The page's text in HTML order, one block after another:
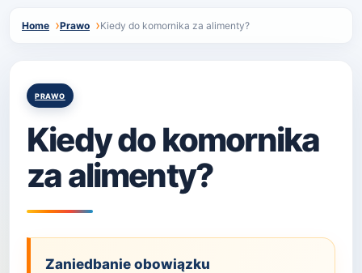
Home Prawo Kiedy do komornika za alimenty?
Posted
PRAWO
Kiedy do komornika
za alimenty?
Zaniedbanie obowiązku